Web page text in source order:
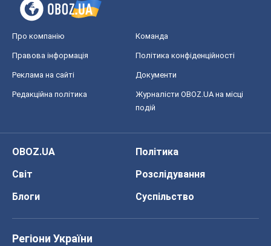
Про компанію Команда
Правова інформація Політика конфіденційності
Реклама на сайті Документи
Редакційна політика
Журналісти OBOZ.UA на місці
подій
OBOZ.UA
Політика
Світ
Розслідування
Блоги
Суспільство
Регіони України